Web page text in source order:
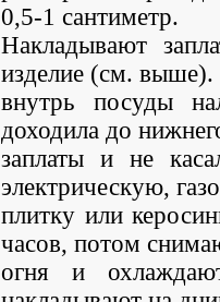
0,5-1 сантиметр.
Накладывают
изделие (см. выше).
внутрь посуды
доходила до
заплаты и не
электрическую,
плитку или
часов, потом
огня и